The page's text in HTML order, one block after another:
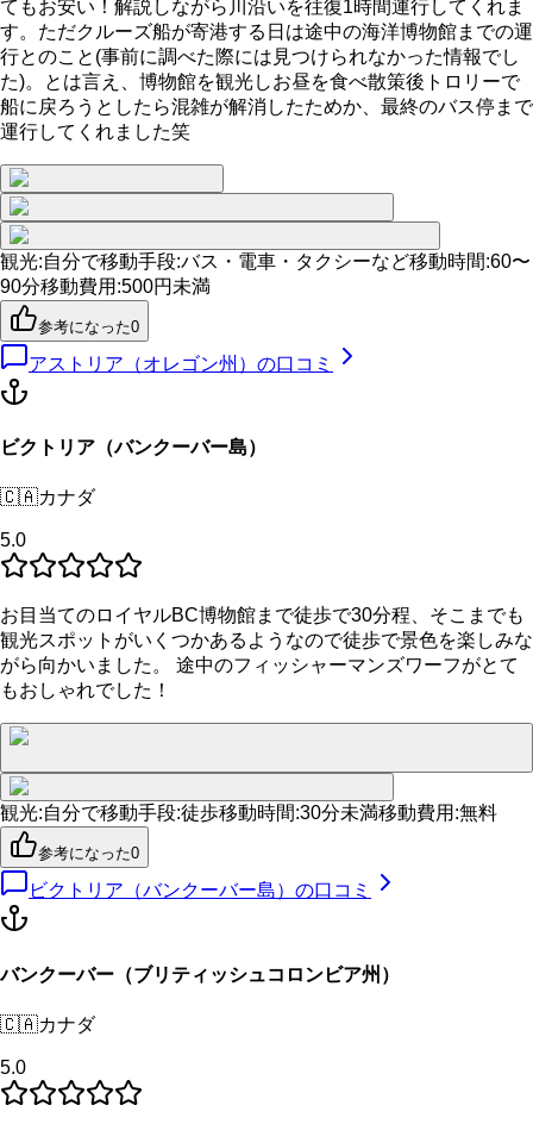
てもお安い！解説しながら川沿いを往復1時間運行してくれま
す。ただクルーズ船が寄港する日は途中の海洋博物館までの運
行とのこと(事前に調べた際には見つけられなかった情報でし
た)。とは言え、博物館を観光しお昼を食べ散策後トロリーで
船に戻ろうとしたら混雑が解消したためか、最終のバス停まで
運行してくれました笑
観光:自分で移動手段:バス・電車・タクシーなど移動時間:60〜
90分移動費用 :500円未満
参考になった0
アストリア（オレゴン州） の口コミ
ビクトリア（バンクーバー島）
🇨🇦カナダ
5.0
お目当てのロイヤルBC博物館まで徒歩で30分程、そこまでも
観光スポットがいくつかあるようなので徒歩で景色を楽しみな
がら向かいました。 途中のフィッシャーマンズワーフがとて
もおしゃれでした！
観光:自分で移動手段:徒歩移動時間:30分未満移動費用 :無料
参考になった0
ビクトリア（バンクーバー島） の口コミ
バンクーバー（ブリティッシュコロンビア州）
🇨🇦カナダ
5.0